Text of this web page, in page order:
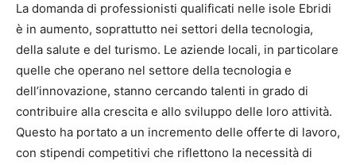
La domanda di professionisti qualificati nelle isole Ebridi
è in aumento, soprattutto nei settori della tecnologia,
della salute e del turismo. Le aziende locali, in particolare
quelle che operano nel settore della tecnologia e
dell’innovazione, stanno cercando talenti in grado di
contribuire alla crescita e allo sviluppo delle loro attività.
Questo ha portato a un incremento delle offerte di lavoro,
con stipendi competitivi che riflettono la necessità di